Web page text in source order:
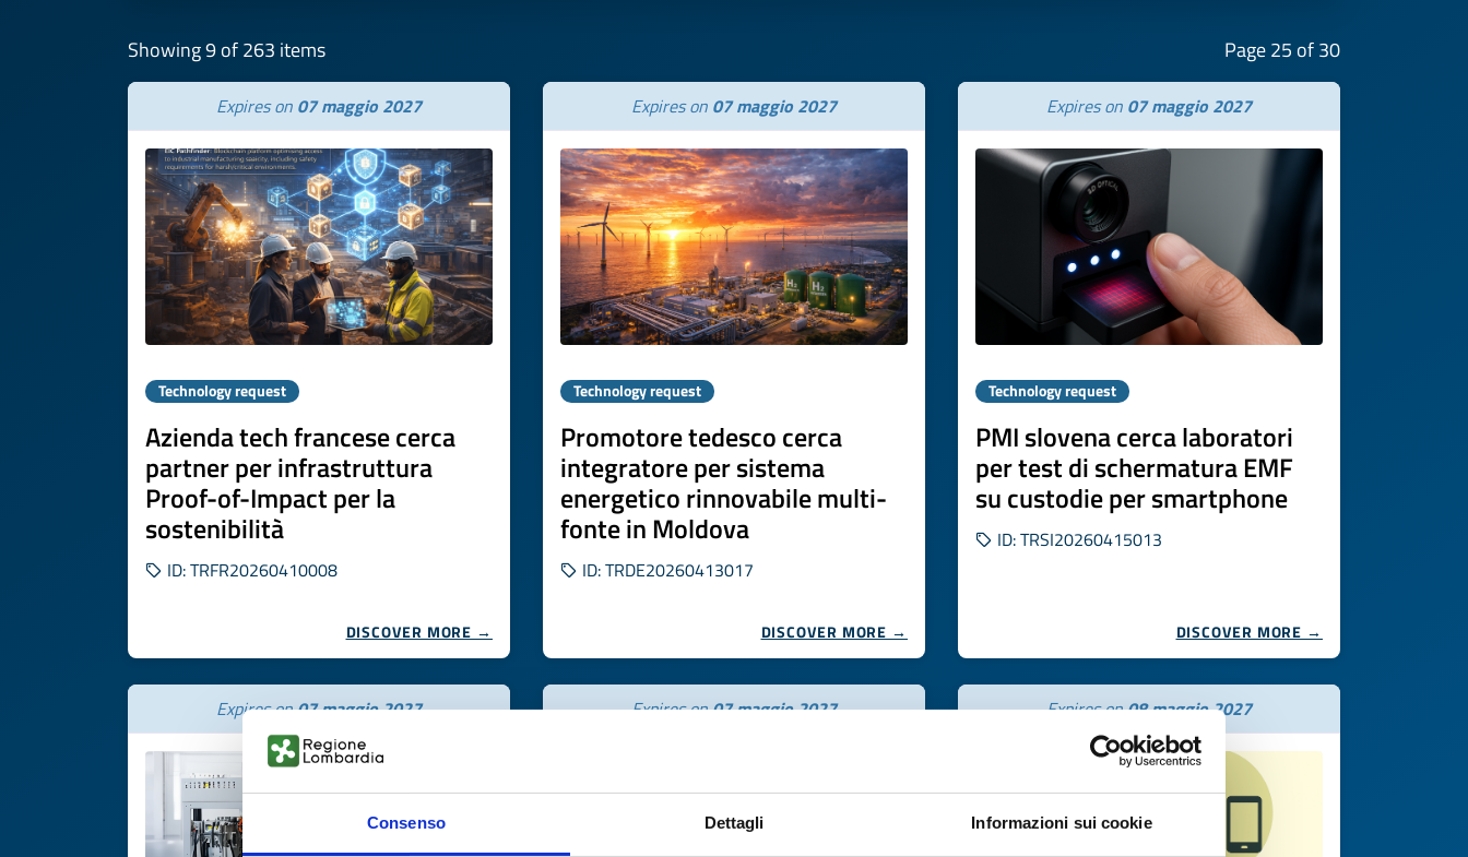
Consenso Dettagli Informazioni sui cookie
Showing 9 of 263 items Page 25 of 30
Expires on 07 maggio 2027
Technology request
Azienda tech francese cerca
partner per infrastruttura
Proof-of-Impact per la
sostenibilità
ID: TRFR20260410008
DISCOVER MORE →
Expires on 07 maggio 2027
Technology request
Promotore tedesco cerca
integratore per sistema
energetico rinnovabile multi-
fonte in Moldova
ID: TRDE20260413017
DISCOVER MORE →
Expires on 07 maggio 2027
Technology request
PMI slovena cerca laboratori
per test di schermatura EMF
su custodie per smartphone
ID: TRSI20260415013
DISCOVER MORE →
Expires on07 maggio 2027 Expires on07 maggio 2027 Expires on08 maggio 2027